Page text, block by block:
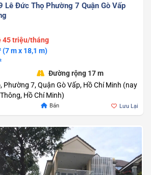
Lê Đức Thọ Phường 7 Quận Gò Vấp
45 triệu/tháng
(7 m x 18,1 m)
Đường rộng 17 m
7, Quận Gò Vấp, Hồ Chí Minh (nay
Hồ Chí Minh)
Bán Lưu Lại